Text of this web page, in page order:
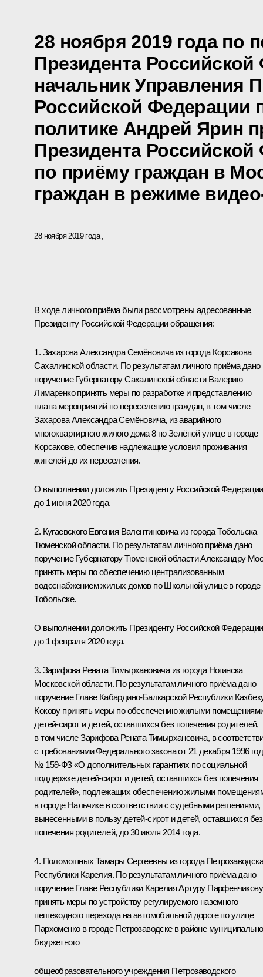
28 ноября 2019 года по
Президента
начальник Управления
Российской Федерации
политике Андрей Ярин
Президента
по приёму граждан в
граждан в режиме
28 ноября 2019 года
В ходе личного приёма были рассмотрены адресованные
Президенту Российской Федерации обращения:
1. Захарова Александра Семёновича из города Корсакова
Сахалинской области. По результатам личного приёма дано
поручение Губернатору Сахалинской области Валерию
Лимаренко принять меры по разработке и представлению
плана мероприятий по переселению граждан, в том числе
Захарова Александра Семёновича, из аварийного
многоквартирного жилого дома 8 по Зелёной улице в городе
Корсакове, обеспечив надлежащие условия проживания
жителей до их переселения.
О выполнении доложить Президенту Российской Федерации
до 1 июня 2020 года.
2. Кугаевского Евгения Валентиновича из города Тобольска
Тюменской области. По результатам личного приёма дано
поручение Губернатору Тюменской области Александру
принять меры по обеспечению централизованным
водоснабжением жилых домов по Школьной улице в городе
Тобольске.
О выполнении доложить Президенту Российской Федерации
до 1 февраля 2020 года.
3. Зарифова Рената Тимырхановича из города Ногинска
Московской области. По результатам личного приёма дано
поручение Главе Кабардино-Балкарской Республики
Кокову принять меры по обеспечению жилыми
детей-сирот и детей, оставшихся без попечения родителей,
в том числе Зарифова Рената Тимырхановича, в
с требованиями Федерального закона от 21 декабря 1996
№ 159-ФЗ «О дополнительных гарантиях по социальной
поддержке детей-сирот и детей, оставшихся без попечения
родителей», подлежащих обеспечению жилыми
в городе Нальчике в соответствии с судебными решениями,
вынесенными в пользу детей-сирот и детей, оставшихся без
попечения родителей, до 30 июля 2014 года.
4. Поломошных Тамары Сергеевны из города Петрозаводска
Республики Карелия. По результатам личного приёма дано
поручение Главе Республики Карелия Артуру Парфенчикову
принять меры по устройству регулируемого наземного
пешеходного перехода на автомобильной дороге по улице
Пархоменко в городе Петрозаводске в районе
бюджетного
общеобразовательного учреждения Петрозаводского